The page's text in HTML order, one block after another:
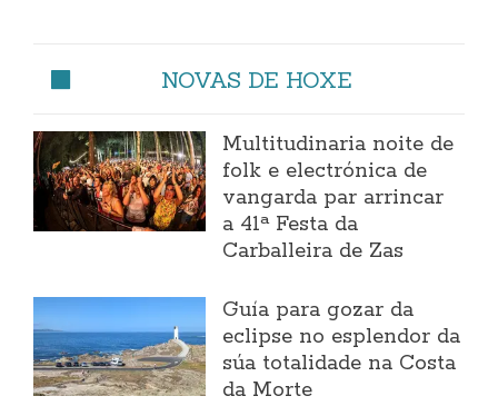
NOVAS DE HOXE
Multitudinaria noite de
folk e electrónica de
vangarda par arrincar
a 41ª Festa da
Carballeira de Zas
Guía para gozar da
eclipse no esplendor da
súa totalidade na Costa
da Morte